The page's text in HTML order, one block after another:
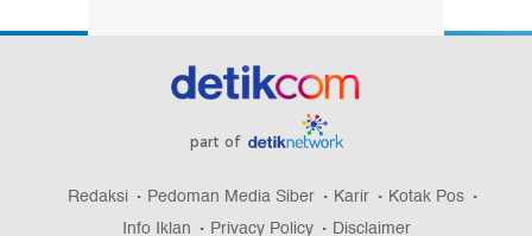
part of
Redaksi Pedoman Media Siber Karir
Kotak Pos
Info Iklan
Privacy Policy Disclaimer